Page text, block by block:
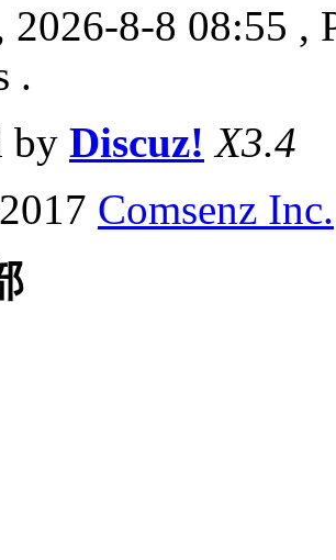
8-8 08:55 ,
.
by Discuz! X3.4
Comsenz Inc.